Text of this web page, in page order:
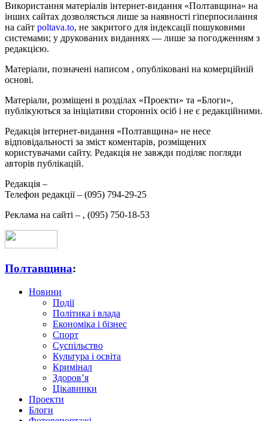
Використання матеріалів інтернет-видання «Полтавщина» на
інших сайтах дозволяється лише за наявності гіперпосилання
на сайт poltava.to, не закритого для індексації пошуковими
системами; у друкованих виданнях — лише за погодженням з
редакцією.
Матеріали, позначені написом , опубліковані на комерційній
основі.
Матеріали, розміщені в розділах «Проекти» та «Блоги»,
публікуються за ініціативи сторонніх осіб і не є редакційними.
Редакція інтернет-видання «Полтавщина» не несе
відповідальності за зміст коментарів, розміщених
користувачами сайту. Редакція не завжди поділяє погляди
авторів публікацій.
Редакція –
Телефон редакції – (095) 794-29-25
Реклама на сайті – , (095) 750-18-53
Полтавщина:
Новини
Події
Політика і влада
Економіка і бізнес
Спорт
Суспільство
Культура і освіта
Кримінал
Здоров’я
Цікавинки
Проекти
Блоги